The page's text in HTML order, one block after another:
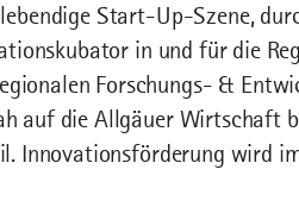
Start-Up-Szene,
in und für die
Forschungs- &
auf die Allgäuer Wirtschaft
Innovationsförderung wird